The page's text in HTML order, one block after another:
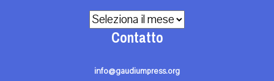
Archivio
Contatto
info@gaudiumpress.org